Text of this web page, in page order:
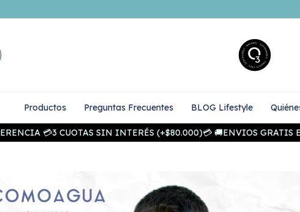
💳3 CUOTAS SIN INTERÉS (+$80.000)💳 🚚ENVIOS
Productos Preguntas Frecuentes BLOG Lifestyle